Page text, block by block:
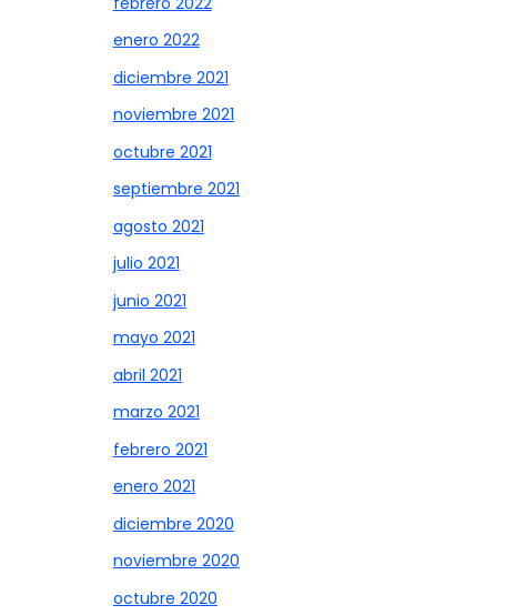
enero 2022
diciembre 2021
noviembre 2021
octubre 2021
septiembre 2021
agosto 2021
julio 2021
junio 2021
mayo 2021
abril 2021
marzo 2021
febrero 2021
enero 2021
diciembre 2020
noviembre 2020
octubre 2020